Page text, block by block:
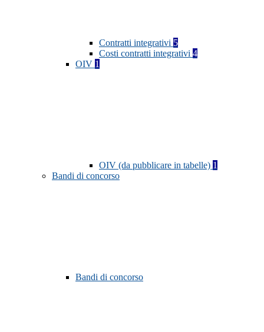
Contratti integrativi 5
Costi contratti integrativi 4
OIV 1
OIV (da pubblicare in tabelle) 1
Bandi di concorso
Bandi di concorso